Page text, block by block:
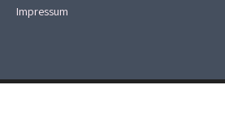
Impressum